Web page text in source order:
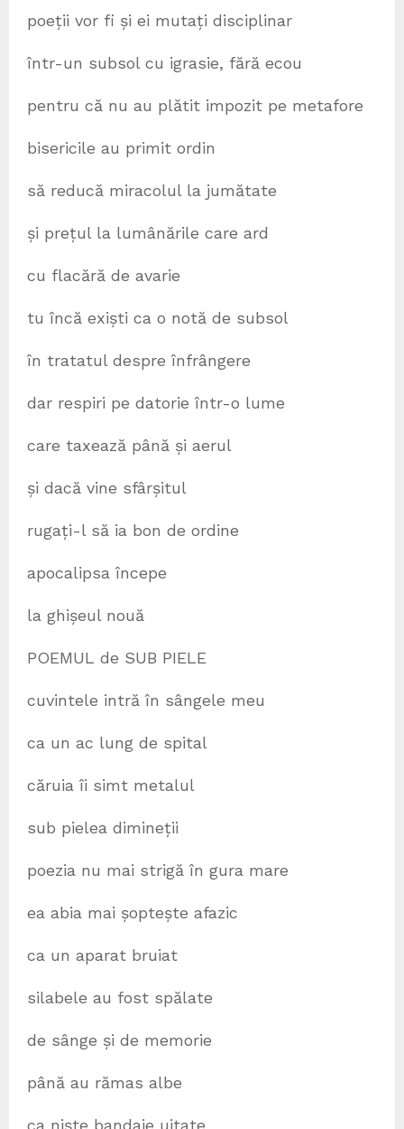
poeții vor fi și ei mutați disciplinar
într-un subsol cu igrasie, fără ecou
pentru că nu au plătit impozit pe metafore
bisericile au primit ordin
să reducă miracolul la jumătate
și prețul la lumânările care ard
cu flacără de avarie
tu încă exiști ca o notă de subsol
în tratatul despre înfrângere
dar respiri pe datorie într-o lume
care taxează până și aerul
și dacă vine sfârșitul
rugați-l să ia bon de ordine
apocalipsa începe
la ghișeul nouă
POEMUL de SUB PIELE
cuvintele intră în sângele meu
ca un ac lung de spital
căruia îi simt metalul
sub pielea dimineții
poezia nu mai strigă în gura mare
ea abia mai șoptește afazic
ca un aparat bruiat
silabele au fost spălate
de sânge și de memorie
până au rămas albe
ca niște bandaje uitate